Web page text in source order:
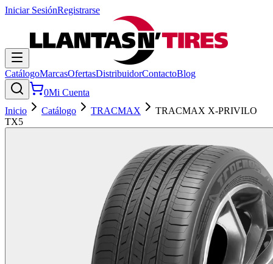
Iniciar SesiónRegistrarse
CatálogoMarcasOfertasDistribuidorContactoBlog
0Mi Cuenta
Inicio
Catálogo TRACMAX
TRACMAX X-PRIVILO
TX5